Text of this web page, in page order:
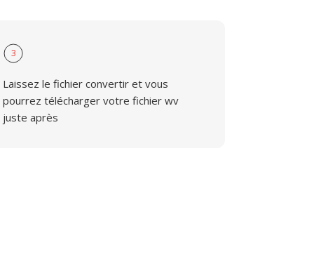
3
Laissez le fichier convertir et vous
pourrez télécharger votre fichier wv
juste après